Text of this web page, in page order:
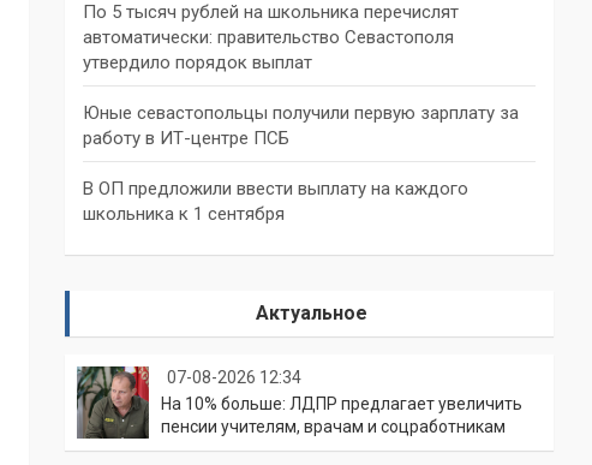
По 5 тысяч рублей на школьника перечислят
автоматически: правительство Севастополя
утвердило порядок выплат
Юные севастопольцы получили первую зарплату за
работу в ИТ-центре ПСБ
В ОП предложили ввести выплату на каждого
школьника к 1 сентября
Актуальное
07-08-2026 12:34
На 10% больше: ЛДПР предлагает увеличить
пенсии учителям, врачам и соцработникам